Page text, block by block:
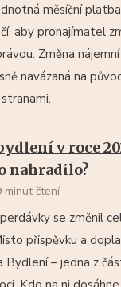
měsíční
aby pronajímatel
Změna
navázaná na
v roce
nahradilo?
minut čtení
se změnil
příspěvku a
Bydlení – jedna z